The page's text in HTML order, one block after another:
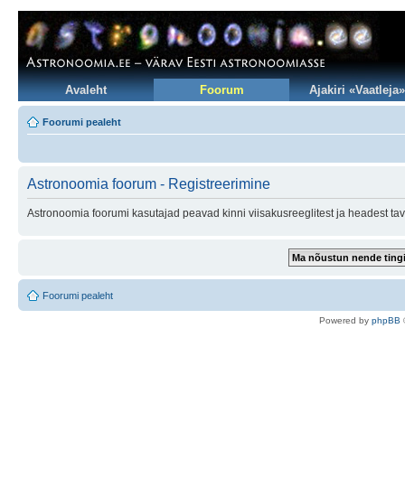
Avaleht Foorum Ajakiri «Vaatleja»
Foorumi pealeht
Astronoomia foorum - Registreerimine
Astronoomia foorumi kasutajad peavad kinni viisakusreeglitest ja headest
Foorumi pealeht
Powered by phpBB